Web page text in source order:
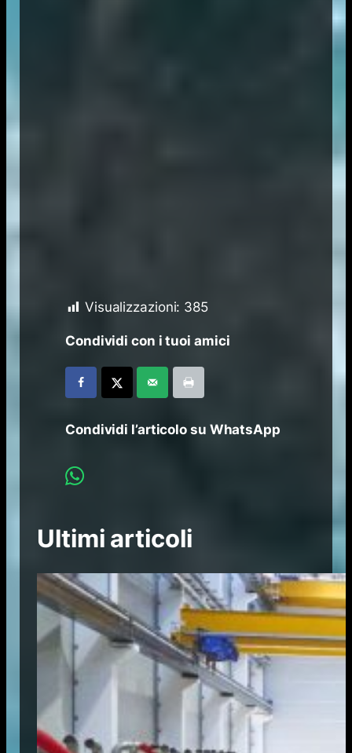
Visualizzazioni: 385
Condividi con i tuoi amici
Condividi l’articolo su WhatsApp
Ultimi articoli